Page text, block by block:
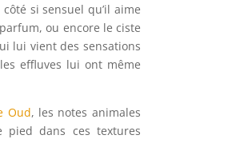
si sensuel qu’il aime
ou encore le ciste
lui vient des sensations
effluves lui ont même
Oud, les notes animales
pied dans ces textures